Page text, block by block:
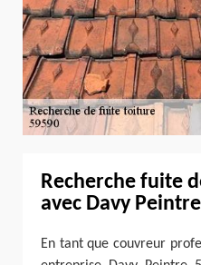
Recherche fuite
avec Davy
En tant que couvreur